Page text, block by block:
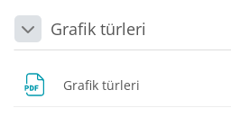
DaraltGrafik türleri
Grafik türleri